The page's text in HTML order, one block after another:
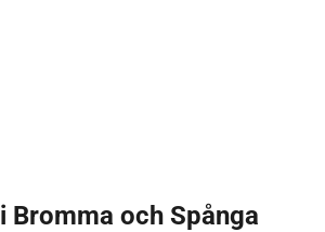
Bromma och Spånga